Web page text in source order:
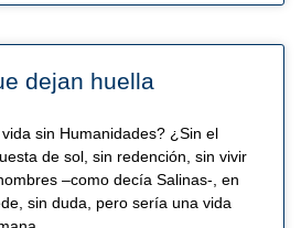
dejan huella
sin Humanidades? ¿Sin el
de sol, sin redención, sin vivir
–como decía Salinas-, en
sin duda, pero sería una vida